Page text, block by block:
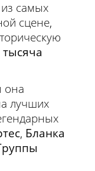
самых
сцене,
она
лучших
, Бланка